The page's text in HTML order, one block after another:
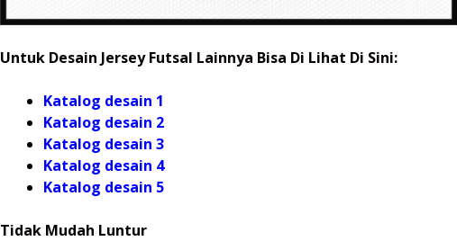
Untuk Desain Jersey Futsal Lainnya Bisa Di Lihat Di Sini:
Katalog desain 1
Katalog desain 2
Katalog desain 3
Katalog desain 4
Katalog desain 5
Tidak Mudah Luntur